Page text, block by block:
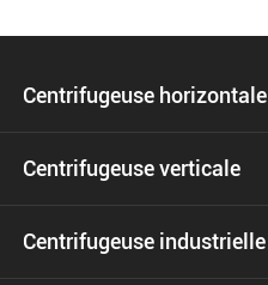
Centrifugeuse horizontale
Centrifugeuse verticale
Centrifugeuse industrielle